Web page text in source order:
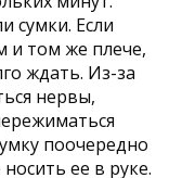
сумки. Если
и том же плече,
ждать. Из-за
нервы,
поочередно
ее в руке.